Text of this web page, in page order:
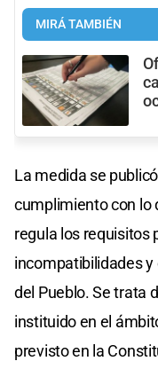
MIRÁ TAMBIÉN
La medida se
cumplimiento con lo
regula los requisitos
incompatibilidades
del Pueblo. Se trata
instituido en el
previsto en la